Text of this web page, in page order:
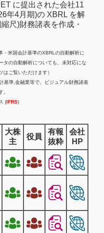
に提出された会社11
年4月期)の XBRL を解
尺)財務諸表を作成・
米国会計基準のXBRLの自動解析に
タの自動解析についても、未対応にな
はご覧いただけます）
基準,金融業等で、ビジュアル財務諸表
。
(IFRS)
大株
主
役員
有報
抜粋
会社
HP